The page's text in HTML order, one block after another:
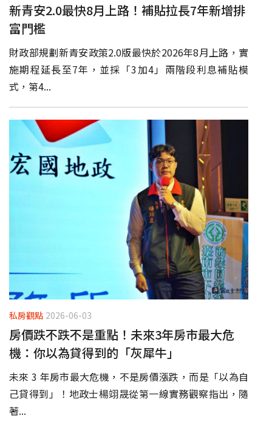
新青安2.0最快8月上路！補貼拉長7年新增排
富門檻
財政部規劃新青安政策2.0版最快於2026年8月上路，實
施期程延長至7年，並採「3加4」兩階段利息補貼模
式，第4...
私房觀點 2026-06-03
房價跌不跌不是重點！未來3年房市最大危
機：你以為貸得到的「灰犀牛」
未來 3 年房市最大危機，不是房價漲跌，而是「以為自
己貸得到」！地政士楊翊晟從第一線實務觀察指出，隨
著...